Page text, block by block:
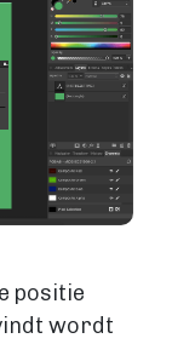
positie
wordt